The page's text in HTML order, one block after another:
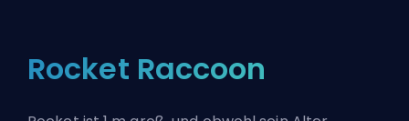
Rocket Raccoon